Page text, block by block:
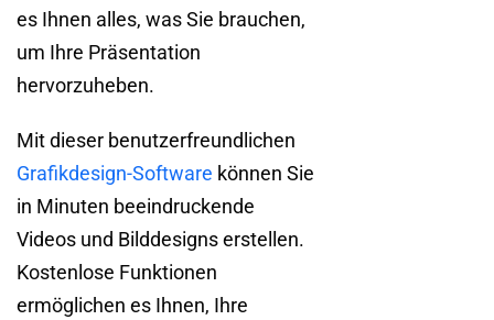
es Ihnen alles, was Sie brauchen,
um Ihre Präsentation
hervorzuheben.
Mit dieser benutzerfreundlichen
Grafikdesign-Software können Sie
in Minuten beeindruckende
Videos und Bilddesigns erstellen.
Kostenlose Funktionen
ermöglichen es Ihnen, Ihre